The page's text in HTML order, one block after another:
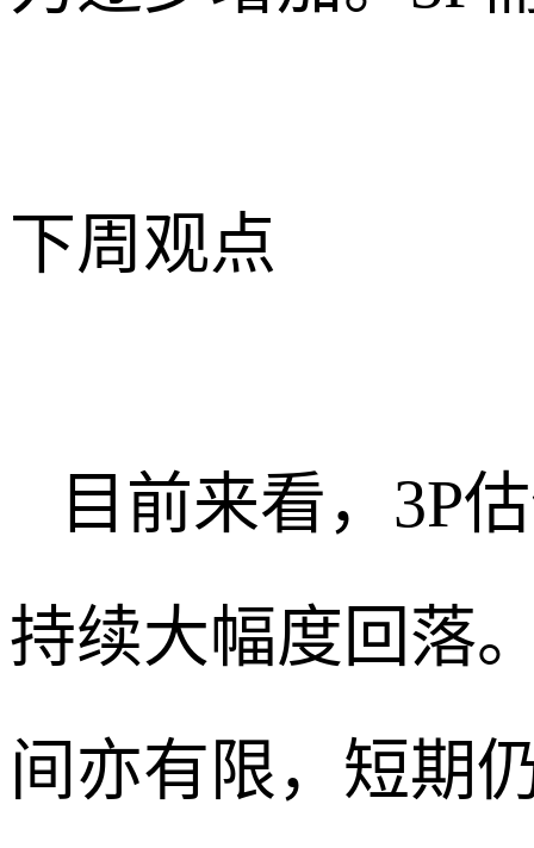
下周观点
目前来看，3P
持续大幅度回落
间亦有限，短期